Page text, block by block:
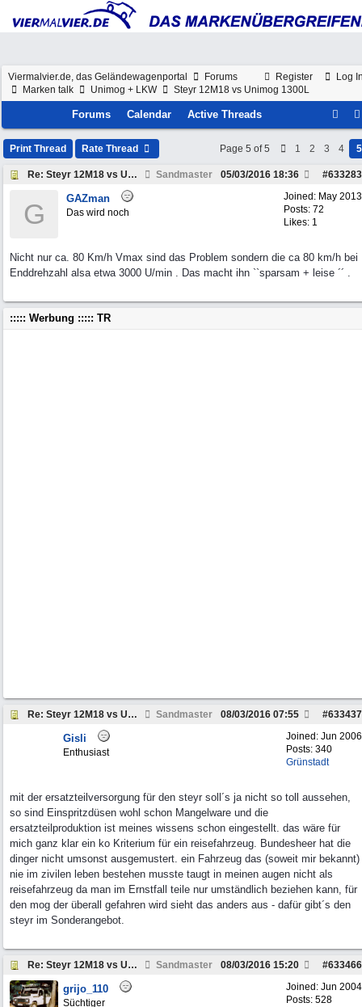
Register Log
Viermalvier.de, das Geländewagenportal
Forums
Marken talk
Unimog + LKW Steyr 12M18 vs Unimog 1300L
Forums Calendar Active Threads
Print Thread Rate Thread Page 5 of 5 1 2 3 4 5
Re: Steyr 12M18 vs Unimog 1300L Sandmaster #633283
05/03/2016 18:36
Joined: May 2013
Posts: 72
Likes: 1
G GAZman
Das wird noch
Nicht nur ca. 80 Km/h Vmax sind das Problem sondern die ca 80 km/h bei
Enddrehzahl alsa etwa 3000 U/min . Das macht ihn ``sparsam + leise ´´ .
::::: Werbung ::::: TR
Re: Steyr 12M18 vs Unimog 1300L Sandmaster #633437
08/03/2016 07:55
Joined: Jun 2006
Posts: 340
Grünstadt
Gisli
Enthusiast
mit der ersatzteilversorgung für den steyr soll´s ja nicht so toll aussehen,
so sind Einspritzdüsen wohl schon Mangelware und die
ersatzteilproduktion ist meines wissens schon eingestellt. das wäre für
mich ganz klar ein ko Kriterium für ein reisefahrzeug. Bundesheer hat die
dinger nicht umsonst ausgemustert. ein Fahrzeug das (soweit mir bekannt)
nie im zivilen leben bestehen musste taugt in meinen augen nicht als
reisefahrzeug da man im Ernstfall teile nur umständlich beziehen kann, für
den mog der überall gefahren wird sieht das anders aus - dafür gibt´s den
steyr im Sonderangebot.
Re: Steyr 12M18 vs Unimog 1300L Sandmaster #633466
08/03/2016 15:20
Joined: Jun 2004
Posts: 528
grijo_110
Süchtiger